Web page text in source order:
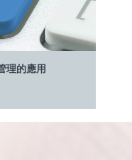
理的應用